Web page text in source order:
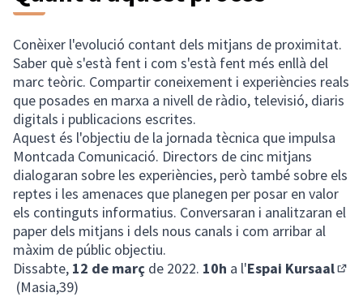
Conèixer l'evolució contant dels mitjans de proximitat.
Saber què s'està fent i com s'està fent més enllà del
marc teòric. Compartir coneixement i experiències reals
que posades en marxa a nivell de ràdio, televisió, diaris
digitals i publicacions escrites.
Aquest és l'objectiu de la jornada tècnica que impulsa
Montcada Comunicació. Directors de cinc mitjans
dialogaran sobre les experiències, però també sobre els
reptes i les amenaces que planegen per posar en valor
els continguts informatius. Conversaran i analitzaran el
paper dels mitjans i dels nous canals i com arribar al
màxim de públic objectiu.
Dissabte, 12 de març de 2022. 10h a l'Espai Kursaal
(Masia,39)